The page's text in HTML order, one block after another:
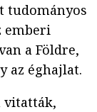
tudományos
emberi
a Földre,
az éghajlat.
vitatták,